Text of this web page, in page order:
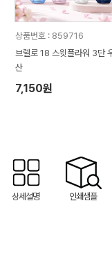
상품번호 : 859716
브렐로 18 스윗플라워 3단
산
7,150원
상세설명 인쇄샘플